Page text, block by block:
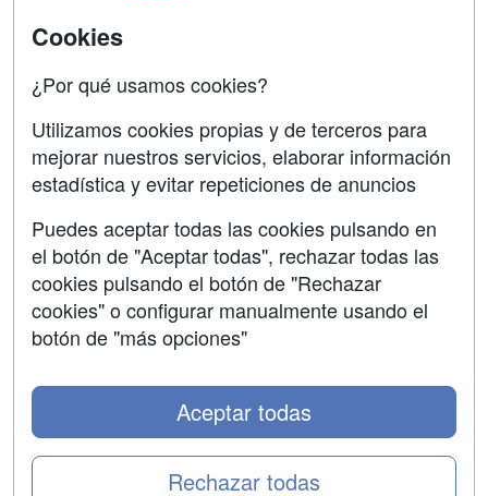
Contactar
Copyleft
Grupo formazion:
Cookies
¿Por qué usamos cookies?
Utilizamos cookies propias y de terceros para
mejorar nuestros servicios, elaborar información
estadística y evitar repeticiones de anuncios
Puedes aceptar todas las cookies pulsando en
el botón de "Aceptar todas", rechazar todas las
cookies pulsando el botón de "Rechazar
cookies" o configurar manualmente usando el
botón de "más opciones"
Rechazar todas
Aceptar todas